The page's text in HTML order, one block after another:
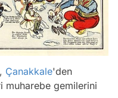
Çanakkale'den
muharebe gemilerini